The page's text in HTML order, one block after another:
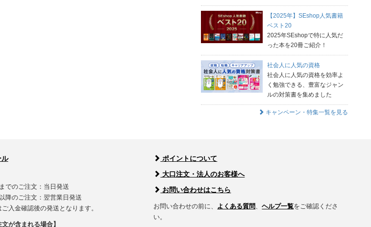
【2025年】SEshop人気書籍
ベスト20
2025年SEshopで特に人気だ
った本を20冊ご紹介！
社会人に人気の資格
社会人に人気の資格を効率よ
く勉強できる、豊富なジャン
ルの対策書を集めました
キャンペーン・特集一覧を見る
ル
でのご注文：当日発送
降のご注文：翌営業日発送
入金確認後の発送となります。
が含まれる場合】
ポイントについて
大口注文・法人のお客様へ
お問い合わせはこちら
お問い合わせの前に、 よくある質問、ヘルプ一覧をご確認くださ
い。